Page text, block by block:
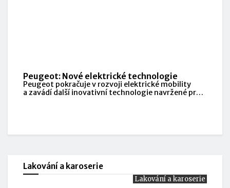
Peugeot: Nové elektrické technologie
Peugeot pokračuje v rozvoji elektrické mobility
a zavádí další inovativní technologie navržené pro
Lakování a karoserie
Lakování a karoserie